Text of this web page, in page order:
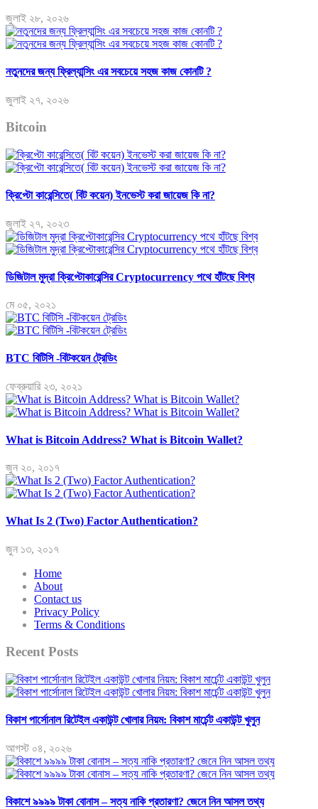
জুলাই ২৮, ২০২৬
নতুনদের জন্য ফ্রিল্যান্সিং এর সবচেয়ে সহজ কাজ কোনটি ?
জুলাই ২৭, ২০২৬
Bitcoin
ক্রিপ্টো কারেন্সিতে( বিট কয়েন) ইনভেস্ট করা জায়েজ কি না?
জুলাই ২৭, ২০২৩
ডিজিটাল মুদ্রা ক্রিপ্টোকারেন্সির Cryptocurrency পথে হাঁটছে বিশ্ব
মে ০৫, ২০২১
BTC বিটিসি -বিটকয়েন ট্রেডিং
ফেব্রুয়ারি ২৩, ২০২১
What is Bitcoin Address? What is Bitcoin Wallet?
জুন ২০, ২০১৭
What Is 2 (Two) Factor Authentication?
জুন ১৩, ২০১৭
Home
About
Contact us
Privacy Policy
Terms & Conditions
Recent Posts
বিকাশ পার্সোনাল রিটেইল একাউন্ট খোলার নিয়ম: বিকাশ মার্চেন্ট একাউন্ট খুলুন
আগস্ট ০৪, ২০২৬
বিকাশে ৯৯৯৯ টাকা বোনাস – সত্য নাকি প্রতারণা? জেনে নিন আসল তথ্য